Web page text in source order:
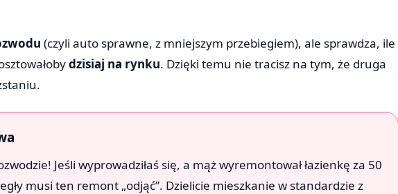
(czyli auto sprawne, z mniejszym przebiegiem), ale sprawdza, ile
dzisiaj na rynku. Dzięki temu nie tracisz na tym, że druga
Jeśli wyprowadziłaś się, a mąż wyremontował łazienkę za 50
musi ten remont „odjąć”. Dzielicie mieszkanie w standardzie z